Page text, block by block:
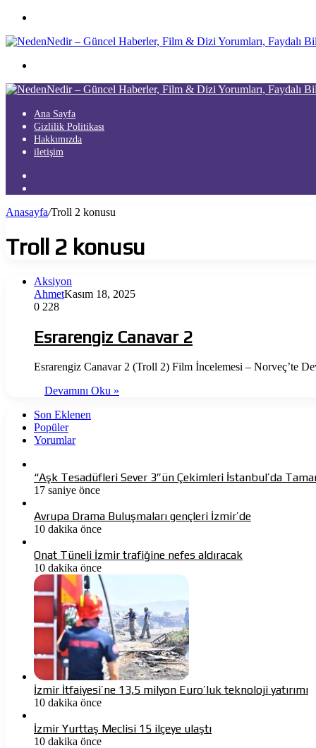
...
Ana Sayfa
Gizlilik Politikası
Hakkımızda
iletişim
...
Anasayfa/Troll 2 konusu
Troll 2 konusu
Aksiyon
AhmetKasım 18, 2025
0 228
Esrarengiz Canavar 2
Esrarengiz Canavar 2 (Troll 2) Film İncelemesi – Norveç’te
Devamını Oku »
Son Eklenen
Popüler
Yorumlar
“Aşk Tesadüfleri Sever 3″ün Çekimleri İstanbul’da
17 saniye önce
Avrupa Drama Buluşmaları gençleri İzmir’de
10 dakika önce
Onat Tüneli İzmir trafiğine nefes aldıracak
10 dakika önce
İzmir İtfaiyesi’ne 13,5 milyon Euro’luk teknoloji yatırımı
10 dakika önce
İzmir Yurttaş Meclisi 15 ilçeye ulaştı
10 dakika önce